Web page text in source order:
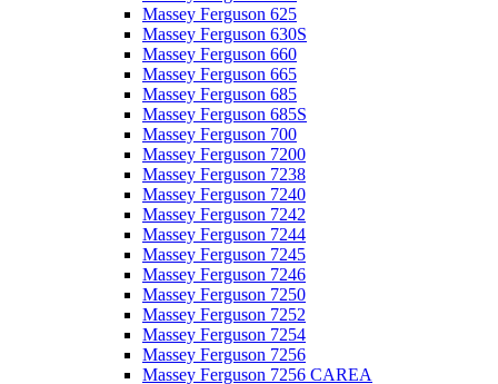
Massey Ferguson 625
Massey Ferguson 630S
Massey Ferguson 660
Massey Ferguson 665
Massey Ferguson 685
Massey Ferguson 685S
Massey Ferguson 700
Massey Ferguson 7200
Massey Ferguson 7238
Massey Ferguson 7240
Massey Ferguson 7242
Massey Ferguson 7244
Massey Ferguson 7245
Massey Ferguson 7246
Massey Ferguson 7250
Massey Ferguson 7252
Massey Ferguson 7254
Massey Ferguson 7256
Massey Ferguson 7256 CAREA